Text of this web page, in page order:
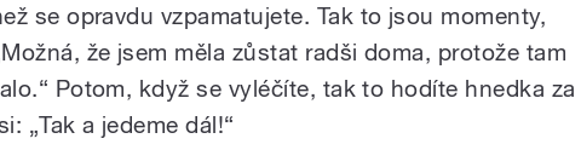
se opravdu vzpamatujete. Tak to jsou momenty,
že jsem měla zůstat radši doma, protože tam
Potom, když se vyléčíte, tak to hodíte hnedka za
„Tak a jedeme dál!“